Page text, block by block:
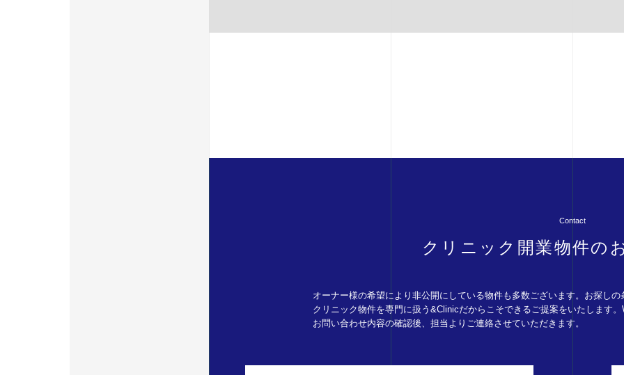
Contact
クリニック開業物件の
オーナー様の希望により非公開にしている物件も多数ございます。お探し
クリニック物件を専門に扱う&Clinicだからこそできるご提案をいたします
お問い合わせ内容の確認後、担当よりご連絡させていただきます。